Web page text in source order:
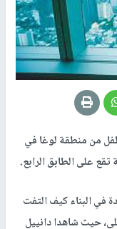
من منطقة لوغا في
على الطابق الرابع.
في البناء كيف التفت
حيث شاهدا دانييل